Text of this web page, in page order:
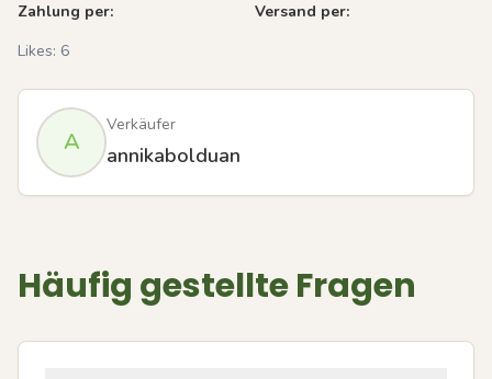
Zahlung per:
Versand per:
Likes: 6
A
Verkäufer
annikabolduan
Häufig gestellte Fragen